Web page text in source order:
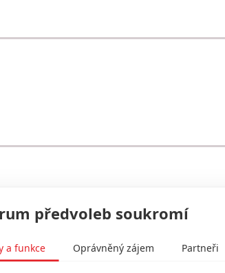
předvoleb soukromí
a funkce Oprávněný zájem Partneři